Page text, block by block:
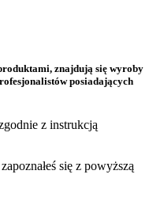
znajdują się wyroby
posiadających
z instrukcją
się z powyższą